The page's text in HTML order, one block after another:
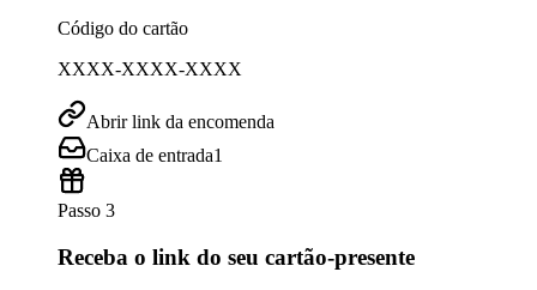
Código do cartão
XXXX-XXXX-XXXX
Abrir link da encomenda
Caixa de entrada1
Passo 3
Receba o link do seu cartão-presente